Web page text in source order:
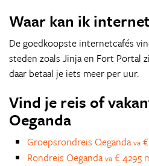
Waar kan ik
De goedkoopste internetcafés
steden zoals Jinja en Fort Portal
daar betaal je iets meer per uur.
Vind je reis of
Oeganda
Groepsrondreis Oeganda va
Rondreis Oeganda va € 4295